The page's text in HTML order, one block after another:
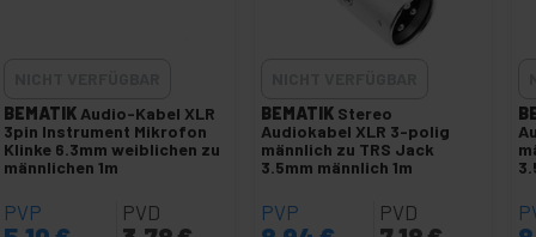
BEMATIK Audio-Kabel XLR
3pin Instrument Mikrofon
Klinke 6.3mm weiblichen zu
männlichen 1m
PVP PVD
BEMATIK Stereo
Audiokabel XLR 3-polig
männlich zu TRS Jack
3.5mm männlich 1m
PVP PVD